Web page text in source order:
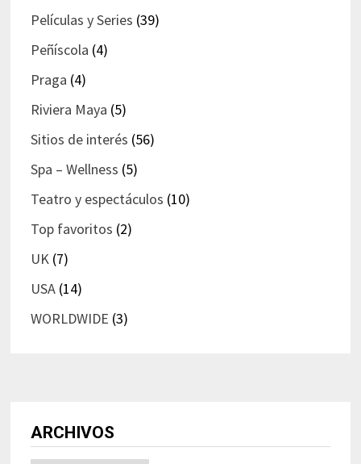
Películas y Series (39)
Peñíscola (4)
Praga (4)
Riviera Maya (5)
Sitios de interés (56)
Spa – Wellness (5)
Teatro y espectáculos (10)
Top favoritos (2)
UK(7)
USA(14)
WORLDWIDE (3)
ARCHIVOS